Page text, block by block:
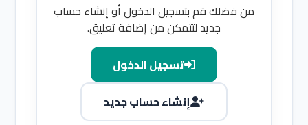
من فضلك قم بتسجيل الدخول أو إنشاء حساب
جديد لتتمكن من إضافة تعليق.
تسجيل الدخول
إنشاء حساب جديد